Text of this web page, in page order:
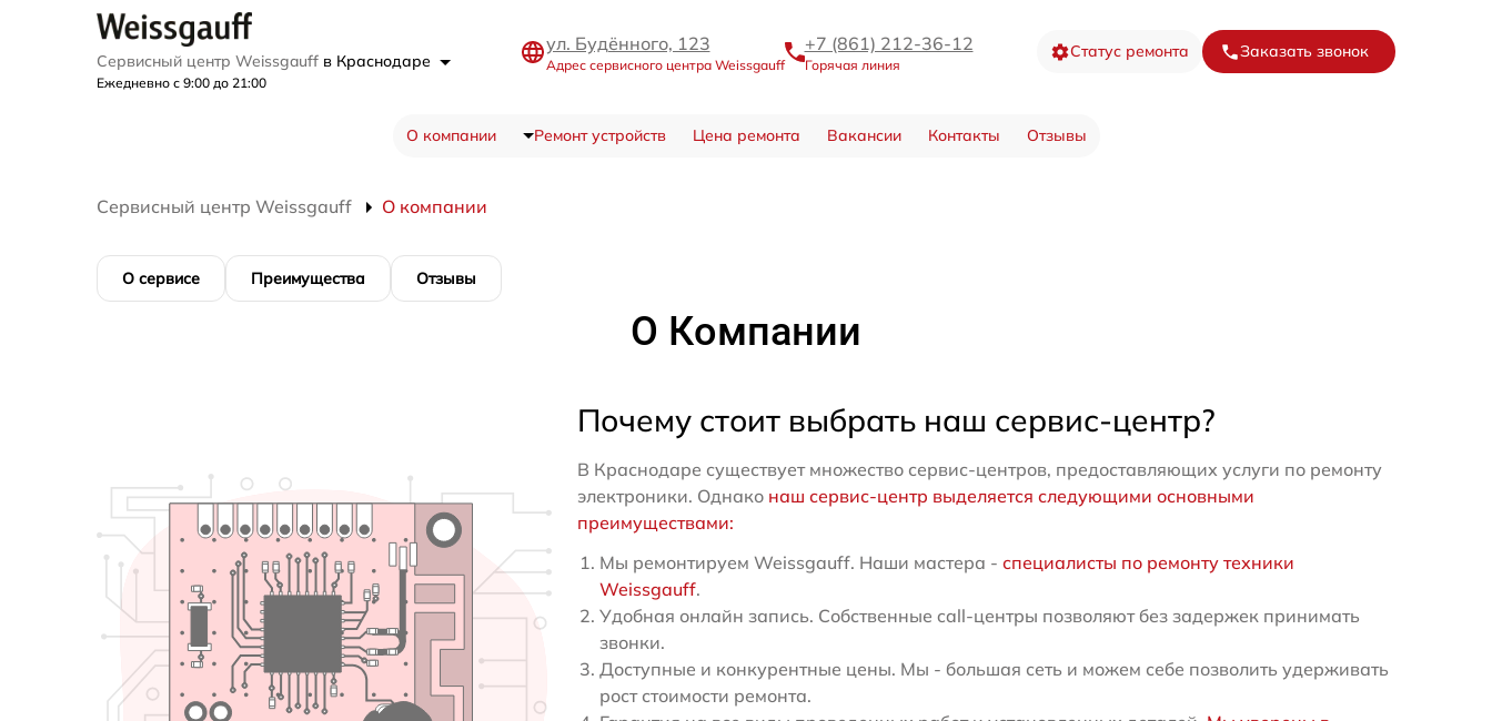
Сервисный центр Weissgauff в Краснодаре
Ежедневно с 9:00 до 21:00
ул. Будённого, 123
Адрес сервисного центра Weissgauff
+7 (861) 212-36-12
Горячая линия
Статус ремонта Заказать звонок
О компании Ремонт устройств Цена ремонта Вакансии Контакты Отзывы
Сервисный центр Weissgauff О компании
О сервисе Преимущества Отзывы
О Компании
Почему стоит выбрать наш сервис-центр?
В Краснодаре существует множество сервис-центров, предоставляющих услуги по ремонту
электроники. Однако наш сервис-центр выделяется следующими основными
преимуществами:
Мы ремонтируем Weissgauff. Наши мастера - специалисты по ремонту техники
Weissgauff.
Удобная онлайн запись. Собственные call-центры позволяют без задержек принимать
звонки.
Доступные и конкурентные цены. Мы - большая сеть и можем себе позволить удерживать
рост стоимости ремонта.